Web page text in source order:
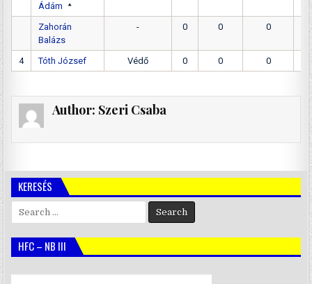
Ádám
Zahorán
Balázs
- 0 0 0
4 Tóth József Védő 0 0 0
Author: Szeri Csaba
KERESÉS
Search
for:
HFC – NB III